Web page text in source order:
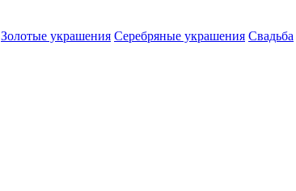
Золотые украшения Серебряные украшения Свадьба